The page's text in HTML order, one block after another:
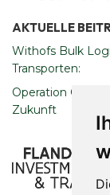
AKTUELLE
Withofs Bulk
Transporten:
Operation Clean
Zukunft